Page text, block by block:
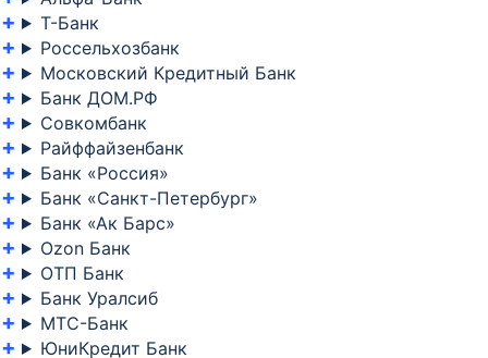
Т-Банк
Россельхозбанк
Московский Кредитный Банк
Банк ДОМ.РФ
Совкомбанк
Райффайзенбанк
Банк «Россия»
Банк «Санкт-Петербург»
Банк «Ак Барс»
Ozon Банк
ОТП Банк
Банк Уралсиб
МТС-Банк
ЮниКредит Банк